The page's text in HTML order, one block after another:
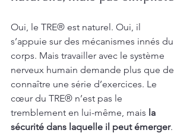
Oui, le TRE® est naturel. Oui, il
s’appuie sur des mécanismes innés du
corps. Mais travailler avec le système
nerveux humain demande plus que de
connaître une série d’exercices. Le
cœur du TRE® n’est pas le
tremblement en lui-même, mais la
sécurité dans laquelle il peut émerger.